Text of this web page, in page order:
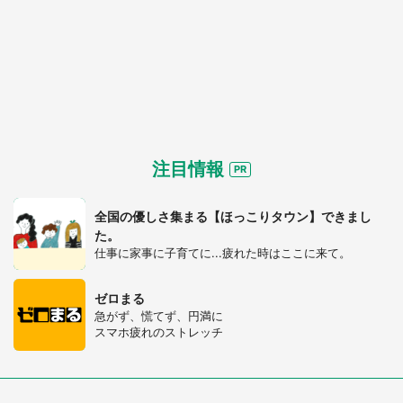
注目情報
全国の優しさ集まる【ほっこりタウン】できまし
た。
仕事に家事に子育てに...疲れた時はここに来て。
ゼロまる
急がず、慌てず、円満に
スマホ疲れのストレッチ